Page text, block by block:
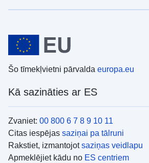
Šo tīmekļvietni pārvalda europa.eu
Kā sazināties ar ES
Zvaniet: 00 800 6 7 8 9 10 11
Citas iespējas saziņai pa tālruni
Rakstiet, izmantojotsaziņas veidlapu
Apmeklējiet kādu no ES centriem